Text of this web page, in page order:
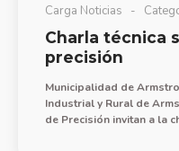
Carga Noticias
Charla técnica
precisión
Municipalidad de
Industrial y Rural de
de Precisión invitan a la